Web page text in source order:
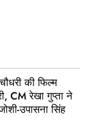
की फिल्म
CM रेखा गुप्ता ने
उपासना सिंह